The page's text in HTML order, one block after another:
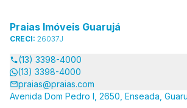
Praias Imóveis Guarujá
CRECI: 26037J
(13) 3398-4000
(13) 3398-4000
praias@praias.com
Avenida Dom Pedro I, 2650, Enseada,